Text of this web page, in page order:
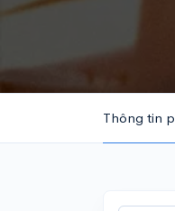
Thông tin